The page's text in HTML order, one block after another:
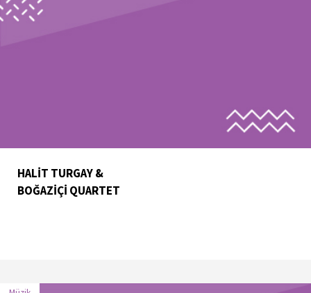
HALİT TURGAY &
BOĞAZİÇİ QUARTET